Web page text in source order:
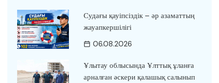
Судағы қауіпсіздік – әр азаматтың
жауапкершілігі
06.08.2026
Ұлытау облысында Ұлттық ұланға
арналған әскери қалашық салынып